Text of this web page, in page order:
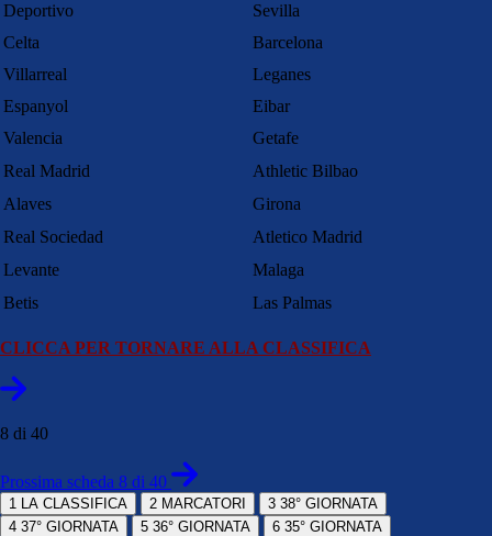
Deportivo
Sevilla
Celta
Barcelona
Villarreal
Leganes
Espanyol
Eibar
Valencia
Getafe
Real Madrid
Athletic Bilbao
Alaves
Girona
Real Sociedad
Atletico Madrid
Levante
Malaga
Betis
Las Palmas
CLICCA PER TORNARE ALLA CLASSIFICA
8 di 40
Prossima scheda 8 di 40
1 LA CLASSIFICA 2 MARCATORI 3 38° GIORNATA
4 37° GIORNATA 5 36° GIORNATA 6 35° GIORNATA